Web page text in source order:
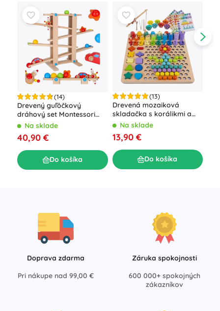
(14)
Drevený guľôčkový
dráhový set Montessori
XXLNa sklade
40,90 €
Do košíka
(13)
Drevená mozaiková
skladačka s korálikmi a
číslami
Na sklade
13,90 €
Do košíka
Doprava zdarma
Pri nákupe nad 99,00 €
Záruka spokojnosti
600 000+ spokojných
zákazníkov